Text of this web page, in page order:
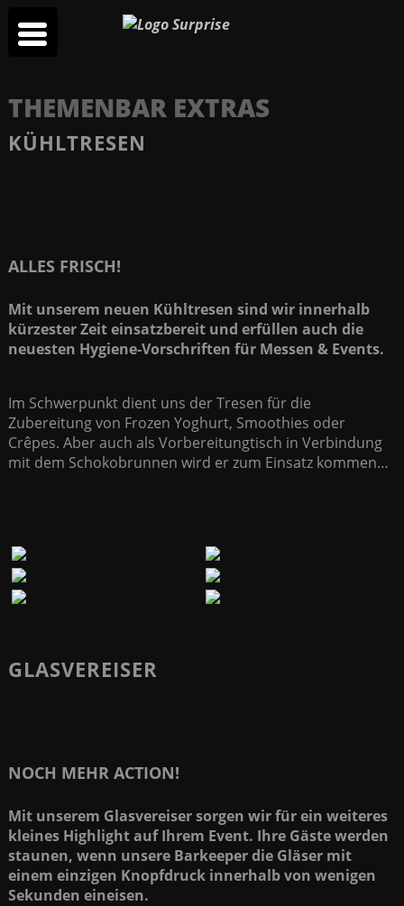
THEMENBAR EXTRAS
KÜHLTRESEN
ALLES FRISCH!
Mit unserem neuen Kühltresen sind wir innerhalb
kürzester Zeit einsatzbereit und erfüllen auch die
neuesten Hygiene-Vorschriften für Messen & Events.
Im Schwerpunkt dient uns der Tresen für die
Zubereitung von Frozen Yoghurt, Smoothies oder
Crêpes. Aber auch als Vorbereitungtisch in Verbindung
mit dem Schokobrunnen wird er zum Einsatz kommen…
GLASVEREISER
NOCH MEHR ACTION!
Mit unserem Glasvereiser sorgen wir für ein weiteres
kleines Highlight auf Ihrem Event. Ihre Gäste werden
staunen, wenn unsere Barkeeper die Gläser mit
einem einzigen Knopfdruck innerhalb von wenigen
Sekunden eineisen.